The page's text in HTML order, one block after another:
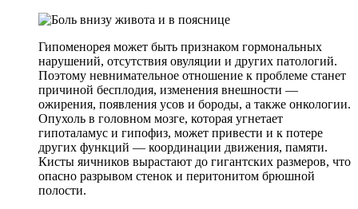
Гипоменорея может быть признаком гормональных
нарушений, отсутствия овуляции и других патологий.
Поэтому невнимательное отношение к проблеме станет
причиной бесплодия, изменения внешности —
ожирения, появления усов и бороды, а также онкологии.
Опухоль в головном мозге, которая угнетает
гипоталамус и гипофиз, может привести и к потере
других функций — координации движения, памяти.
Кисты яичников вырастают до гигантских размеров, что
опасно разрывом стенок и перитонитом брюшной
полости.